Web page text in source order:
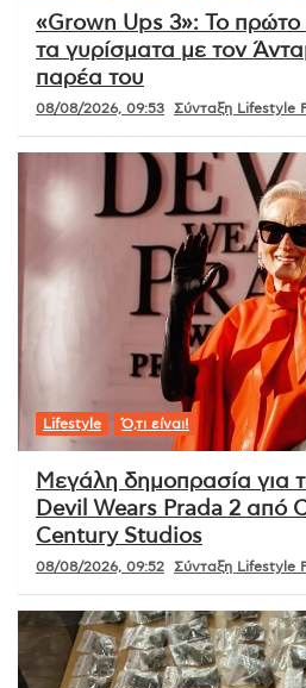
«Grown Ups 3»: Το πρώτο
τα γυρίσματα με τον
παρέα του
08/08/2026, 09:53 Σύνταξη Lifestyle
Lifestyle Ό,τι είναι!
Μεγάλη δημοπρασία για
Devil Wears Prada 2 από
Century Studios
08/08/2026, 09:52 Σύνταξη Lifestyle